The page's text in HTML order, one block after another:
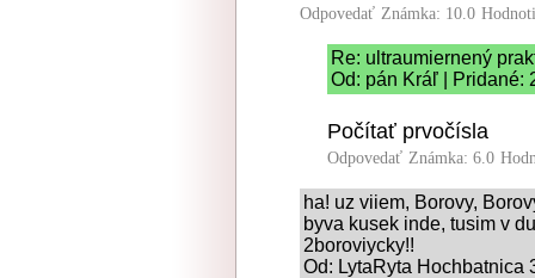
Odpovedať Známka: 10.0
Re: ultraumiernený
Od: pán Kráľ | Pridané:
Počítať prvočísla
Odpovedať Známka: 6.0
ha! uz viiem, Borovy,
byva kusek inde, tusim v
2boroviycky!!
Od: LytaRyta Hochbatnica